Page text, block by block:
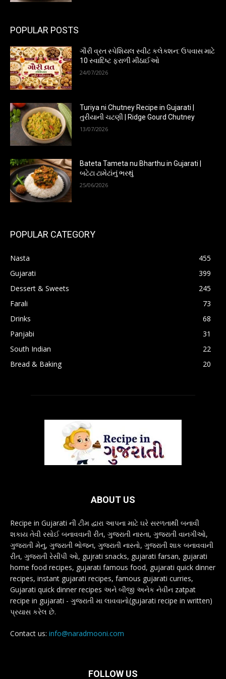
POPULAR POSTS
ગૌરી વ્રત સ્પેશિયલ સ્વીટ કલેક્શન: ઉપવાસ માટે
10 સ્વાદિષ્ટ ફરાળી મીઠાઈઓ
24/07/2026
Turiya ni Chutney Recipe in Gujarati |
તુરીયાની ચટણી | Ridge Gourd Chutney
13/07/2026
Bateta Tameta nu Bharthu in Gujarati |
બટેટા ટામેટાંનું ભરથું
25/06/2026
POPULAR CATEGORY
Nasta
455
Gujarati
399
Dessert & Sweets
245
Farali
73
Drinks
68
Panjabi
31
South Indian
22
Bread & Baking
20
ABOUT US
Recipe in Gujarati ની ટીમ દ્વારા આપના માટે ઘરે સરળતાથી બનાવી
શકાય તેવી રસોઈ બનાવવાની રીત, ગુજરાતી નાસ્તા, ગુજરાતી વાનગીઓ,
ગુજરાતી મેનુ, ગુજરાતી ભોજન, ગુજરાતી નાસ્તો, ગુજરાતી શાક બનાવવાની
રીત, ગુજરાતી રેસીપી ઓ, gujrati snacks, gujarati farsan, gujarati
home food recipes, gujarati famous food, gujarati quick dinner
recipes, instant gujarati recipes, famous gujarati curries,
Gujarati quick dinner recipes અને બીજી અનેક નેવીન zatpat
recipe in gujarati - ગુજરાતી મા લાવવાનો(gujarati recipe in written)
પ્રયાસ કરેલ છે.
Contact us: info@naradmooni.com
FOLLOW US